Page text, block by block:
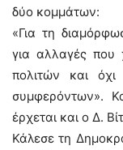
δύο κομμάτων:
«Για τη
για αλλαγές που
πολιτών και
συμφερόντων».
έρχεται και ο Δ.
Κάλεσε τη